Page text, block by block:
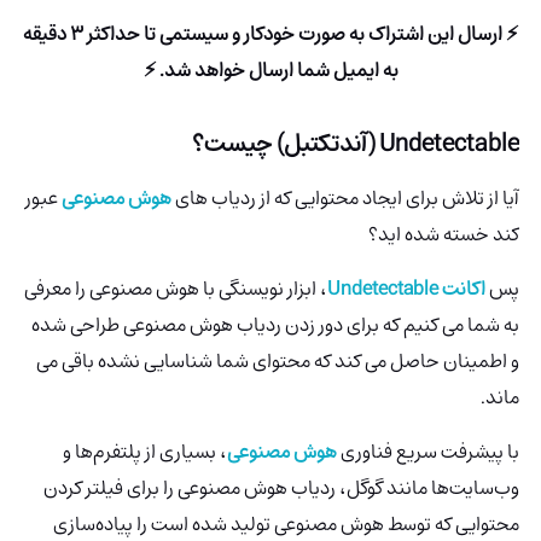
⚡ ارسال این اشتراک به صورت خودکار و سیستمی تا حداکثر 3 دقیقه
به ایمیل شما ارسال خواهد شد. ⚡
Undetectable (آندتکتبل) چیست؟
آیا از تلاش برای ایجاد محتوایی که از ردیاب هایهوش مصنوعیعبور
کند خسته شده اید؟
پساکانت Undetectable
، ابزار نویسنگی با هوش مصنوعی را معرفی
به شما می کنیم که برای دور زدن ردیاب هوش مصنوعی طراحی شده
و اطمینان حاصل می کند که محتوای شما شناسایی نشده باقی می
ماند.
با پیشرفت سریع فناوریهوش مصنوعی، بسیاری از پلتفرم‌ها و
وب‌سایت‌ها مانند گوگل، ردیاب هوش مصنوعی را برای فیلتر کردن
محتوایی که توسط هوش مصنوعی تولید شده است را پیاده‌سازی